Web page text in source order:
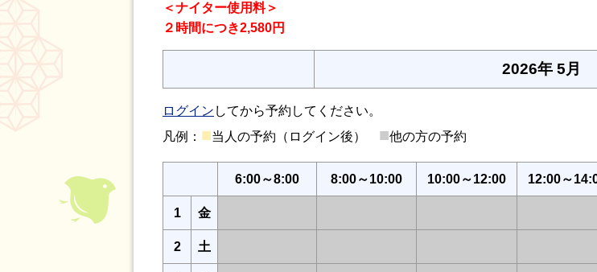
＜ナイター使用料＞
２時間につき2,580円
2026年 5月
ログイン してから予約してください。
凡例： ■当人の予約（ログイン後） ■他の方の予約
6:00～8:00 8:00～10:00 10:00～12:00 12:00～
1 金
2 土